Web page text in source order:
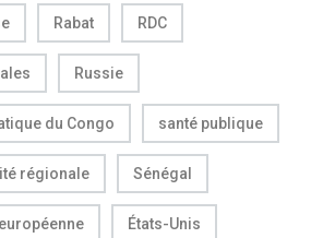
Rabat RDC
Russie
du Congo santé publique
régionale Sénégal
États-Unis